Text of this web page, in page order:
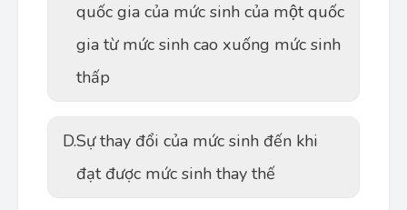
quốc gia của mức sinh của một quốc
gia từ mức sinh cao xuống mức sinh
thấp
D.Sự thay đổi của mức sinh đến khi
đạt được mức sinh thay thế